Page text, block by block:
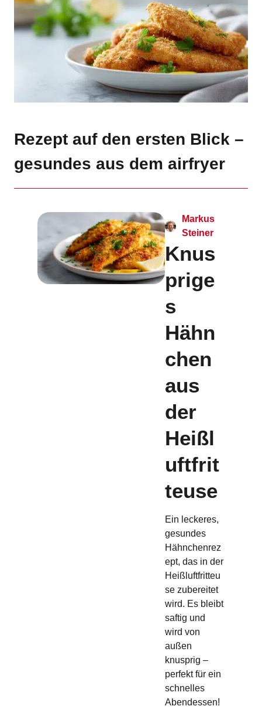
Rezept auf den ersten Blick –
gesundes aus dem airfryer
Markus
Steiner
Knus
prige
s
Hähn
chen
aus
der
Heißl
uftfrit
teuse
Ein leckeres,
gesundes
Hähnchenrez
ept, das in der
Heißluftfritteu
se zubereitet
wird. Es bleibt
saftig und
wird von
außen
knusprig –
perfekt für ein
schnelles
Abendessen!